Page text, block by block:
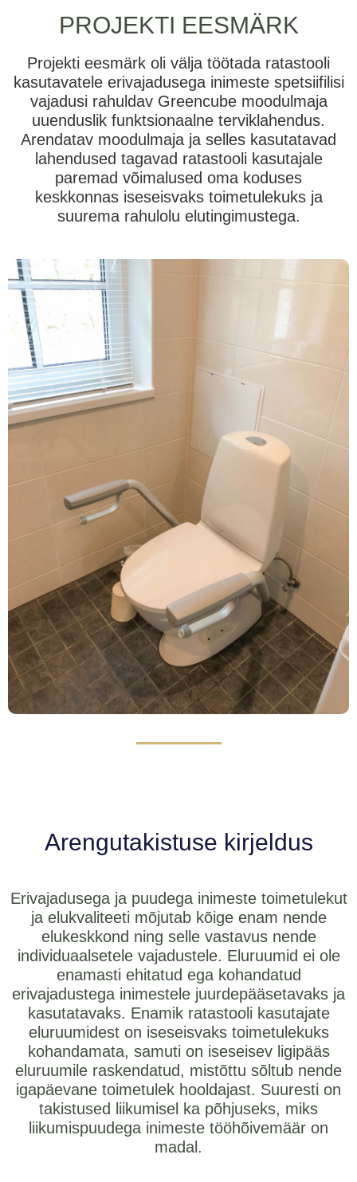
PROJEKTI EESMÄRK
Projekti eesmärk oli välja töötada ratastooli
kasutavatele erivajadusega inimeste spetsiifilisi
vajadusi rahuldav Greencube moodulmaja
uuenduslik funktsionaalne terviklahendus.
Arendatav moodulmaja ja selles kasutatavad
lahendused tagavad ratastooli kasutajale
paremad võimalused oma koduses
keskkonnas iseseisvaks toimetulekuks ja
suurema rahulolu elutingimustega.
Arengutakistuse kirjeldus
Erivajadusega ja puudega inimeste toimetulekut
ja elukvaliteeti mõjutab kõige enam nende
elukeskkond ning selle vastavus nende
individuaalsetele vajadustele. Eluruumid ei ole
enamasti ehitatud ega kohandatud
erivajadustega inimestele juurdepääsetavaks ja
kasutatavaks. Enamik ratastooli kasutajate
eluruumidest on iseseisvaks toimetulekuks
kohandamata, samuti on iseseisev ligipääs
eluruumile raskendatud, mistõttu sõltub nende
igapäevane toimetulek hooldajast. Suuresti on
takistused liikumisel ka põhjuseks, miks
liikumispuudega inimeste tööhõivemäär on
madal.